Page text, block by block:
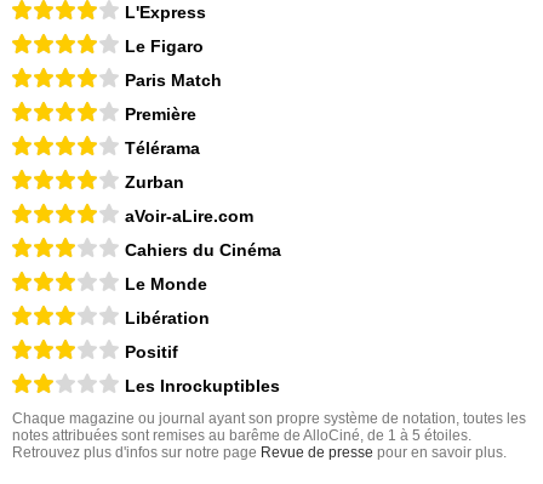
L'Express
Le Figaro
Paris Match
Première
Télérama
Zurban
aVoir-aLire.com
Cahiers du Cinéma
Le Monde
Libération
Positif
Les Inrockuptibles
Chaque magazine ou journal ayant son propre système de notation, toutes les
notes attribuées sont remises au barême de AlloCiné, de 1 à 5 étoiles.
Retrouvez plus d'infos sur notre page Revue de presse pour en savoir plus.